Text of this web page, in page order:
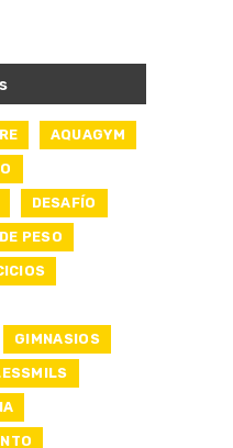
AQUAGYM
DESAFÍO
PESO
GIMNASIOS